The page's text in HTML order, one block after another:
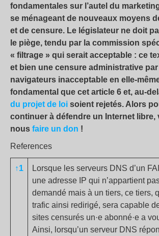
fondamentales sur l’autel du
se ménageant de nouveaux moyens
et de censure. Le législateur ne doit
le piège, tendu par la commission
« filtrage » qui serait acceptable : ce
et bien une censure administrative
navigateurs inacceptable en elle-
fondamental que cet article 6 et, au-
du projet de loi soient rejetés. Alors
continuer à défendre un Internet libre,
nous faire un don !
References
↑1
Lorsque les serveurs DNS d’un
une adresse IP qui n’appartient
demandé mais à un tiers, ce tiers,
trafic ainsi redirigé, sera capable
sites censurés un·e abonné·e a
Ainsi, lorsqu’un serveur DNS